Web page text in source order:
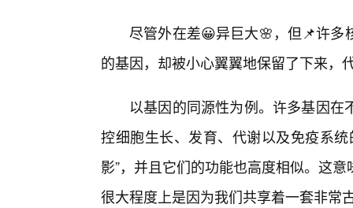
尽管外在差😀异巨大🌸，但📌许多
的基因，却被小心翼翼地保留了下来，
以基因的同源性为例。许多基因
控细胞生长、发育、代谢以及免疫系
影”，并且它们的功能也高度相似。这
很大程度上是因为我们共享着一套非常